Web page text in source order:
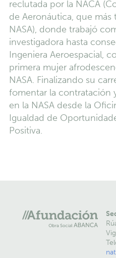
reclutada por la NACA
de Aeronáutica, que más
NASA), donde trabajó
investigadora hasta
Ingeniera Aeroespacial,
primera mujer
NASA. Finalizando su
fomentar la contratación
en la NASA desde la
Igualdad de
Positiva.